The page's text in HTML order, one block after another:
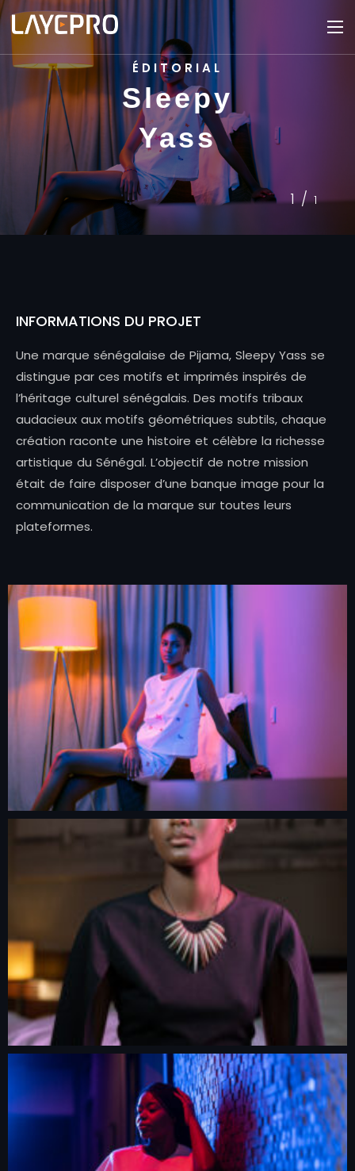
ÉDITORIAL
Sleepy
Yass
1/1
INFORMATIONS DU PROJET
Une marque sénégalaise de Pijama, Sleepy Yass se
distingue par ces motifs et imprimés inspirés de
l’héritage culturel sénégalais. Des motifs tribaux
audacieux aux motifs géométriques subtils, chaque
création raconte une histoire et célèbre la richesse
artistique du Sénégal. L’objectif de notre mission
était de faire disposer d’une banque image pour la
communication de la marque sur toutes leurs
plateformes.